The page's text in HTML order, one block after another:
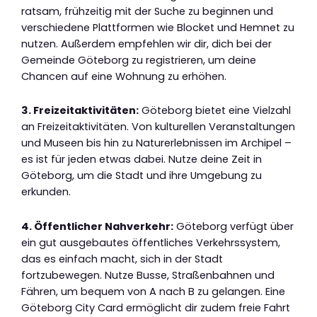
ratsam, frühzeitig mit der Suche zu beginnen und
verschiedene Plattformen wie Blocket und Hemnet zu
nutzen. Außerdem empfehlen wir dir, dich bei der
Gemeinde Göteborg zu registrieren, um deine
Chancen auf eine Wohnung zu erhöhen.
3. Freizeitaktivitäten: Göteborg bietet eine Vielzahl
an Freizeitaktivitäten. Von kulturellen Veranstaltungen
und Museen bis hin zu Naturerlebnissen im Archipel –
es ist für jeden etwas dabei. Nutze deine Zeit in
Göteborg, um die Stadt und ihre Umgebung zu
erkunden.
4. Öffentlicher Nahverkehr: Göteborg verfügt über
ein gut ausgebautes öffentliches Verkehrssystem,
das es einfach macht, sich in der Stadt
fortzubewegen. Nutze Busse, Straßenbahnen und
Fähren, um bequem von A nach B zu gelangen. Eine
Göteborg City Card ermöglicht dir zudem freie Fahrt